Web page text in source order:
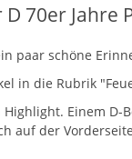
70er Jahre
paar schöne
in die Rubrik
Einem
auf der